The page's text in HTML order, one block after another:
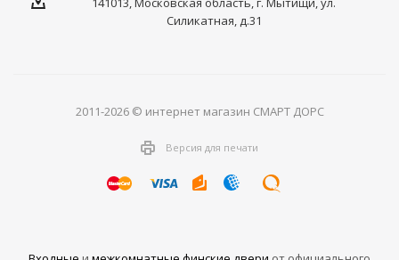
Силикатная, д.31
2011-2026 © интернет магазин СМАРТ ДОРС
Версия для печати